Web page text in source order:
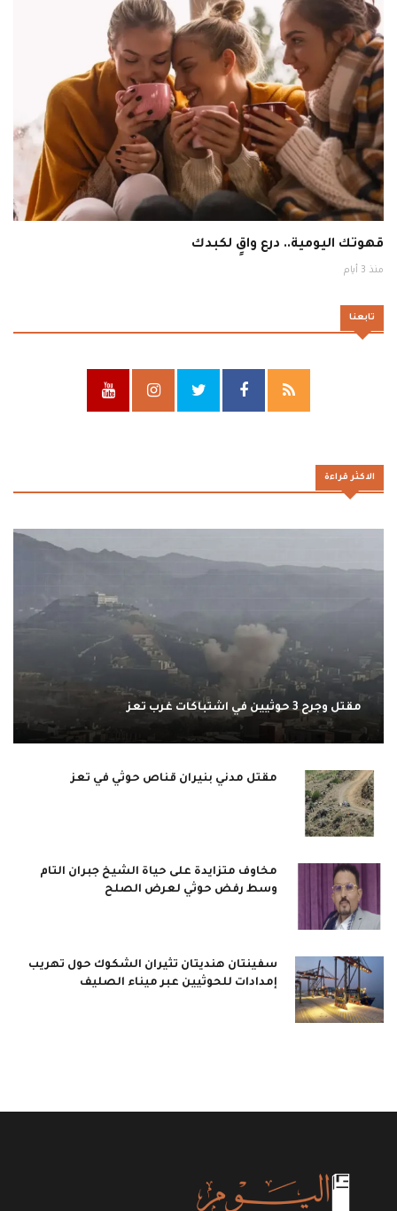
قهوتك اليومية.. درع واقٍ لكبدك
منذ 3 أيام
تابعنا
الاكثر قراءة
مقتل وجرح 3 حوثيين في اشتباكات غرب تعز
مقتل مدني بنيران قناص حوثي في تعز
مخاوف متزايدة على حياة الشيخ جبران التام
وسط رفض حوثي لعرض الصلح
سفينتان هنديتان تثيران الشكوك حول تهريب
إمدادات للحوثيين عبر ميناء الصليف